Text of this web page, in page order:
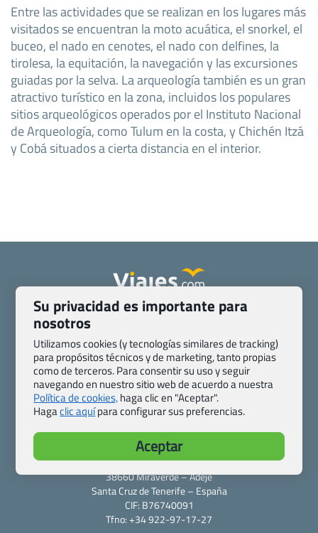
Entre las actividades que se realizan en los lugares más
visitados se encuentran la moto acuática, el snorkel, el
buceo, el nado en cenotes, el nado con delfines, la
tirolesa, la equitación, la navegación y las excursiones
guiadas por la selva. La arqueología también es un gran
atractivo turístico en la zona, incluidos los populares
sitios arqueológicos operados por el Instituto Nacional
de Arqueología, como Tulum en la costa, y Chichén Itzá
y Cobá situados a cierta distancia en el interior.
Quienes somos
Contacto
Pasaporte, Visado, Salud y otras disposiciones específicas
Blog de Viajes.com
Registro de agencias
Preguntas frecuentes
Condiciones generales
Política de privacidad y cookies
Transparencia
Todas las páginas – sitemap
Viajes.com
Last Minute Express S.L.U.
c/ Drago, CC HLS, Local 13
38660 Miraverde – Adeje
Santa Cruz de Tenerife – España
CIF: B76740091
Tfno: +34 922-97-17-27
Su privacidad es importante para
nosotros
Utilizamos cookies (y tecnologías similares de tracking)
para propósitos técnicos y de marketing, tanto propias
como de terceros. Para consentir su uso y seguir
navegando en nuestro sitio web de acuerdo a nuestra
Política de cookies,haga clic en "Aceptar".
Hagaclic aquípara configurar sus preferencias.
Aceptar